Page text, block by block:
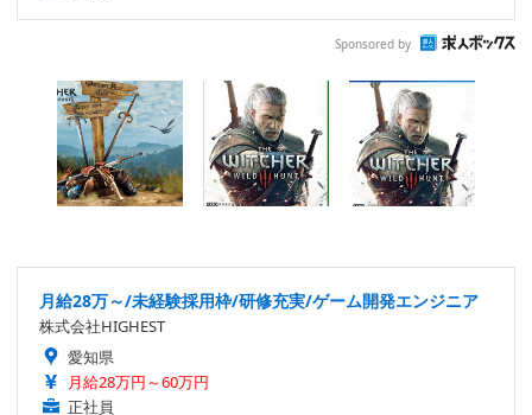
Sponsored by
月給28万～/未経験採用枠/研修充実/ゲーム開発エンジニア
株式会社HIGHEST
愛知県
月給28万円～60万円
正社員